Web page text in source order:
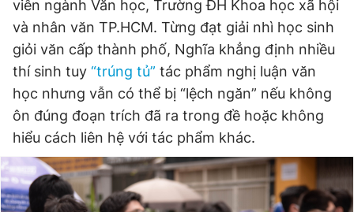
Đọc Thanh Niên trên điện thoại
Theo dõi báo trên
viên ngành Văn học, Trường ĐH Khoa học xã hội
và nhân văn TP.HCM. Từng đạt giải nhì học sinh
giỏi văn cấp thành phố, Nghĩa khẳng định nhiều
thí sinh tuy “trúng tủ” tác phẩm nghị luận văn
học nhưng vẫn có thể bị “lệch ngăn” nếu không
ôn đúng đoạn trích đã ra trong đề hoặc không
hiểu cách liên hệ với tác phẩm khác.